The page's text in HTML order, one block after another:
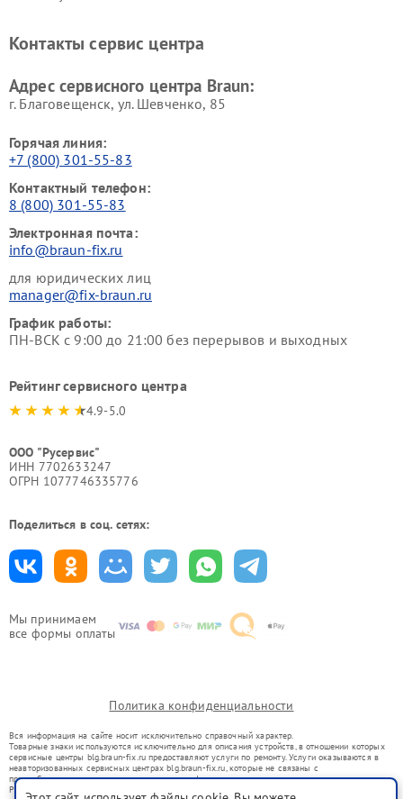
Мы принимаем
все формы оплаты
Контакты сервис центра
Адрес сервисного центра Braun:
г. Благовещенск, ул. Шевченко, 85
Горячая линия:
+7 (800) 301-55-83
Контактный телефон:
8 (800) 301-55-83
Электронная почта:
info@braun-fix.ru
для юридических лиц
manager@fix-braun.ru
График работы:
ПН-ВСК с 9:00 до 21:00 без перерывов и выходных
Рейтинг сервисного центра
4.9-5.0
ООО "Русервис"
ИНН 7702633247
ОГРН 1077746335776
Поделиться в соц. сетях:
Политика конфиденциальности
Вся информация на сайте носит исключительно справочный характер.
Товарные знаки используются исключительно для описания устройств, в отношении которых
сервисные центры blg.braun-fix.ru предоставляют услуги по ремонту. Услуги оказываются в
неавторизованных сервисных центрах blg.braun-fix.ru, которые не связаны с
правообладателями товарных знаков или их официальными представителями.
Ремонт осуществляется для устройств, уже введенных в гражданский оборот в соответствии